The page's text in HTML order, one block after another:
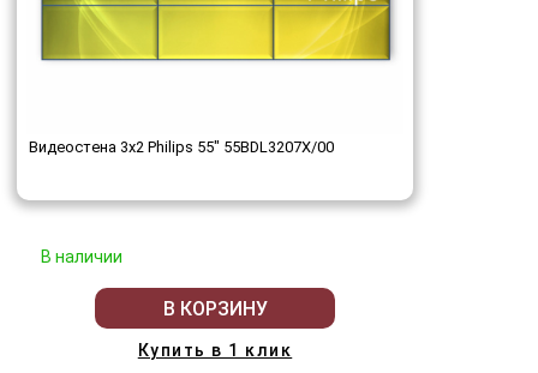
Видеостена 3x2 Philips 55" 55BDL3207X/00
В наличии
В КОРЗИНУ
Купить в 1 клик